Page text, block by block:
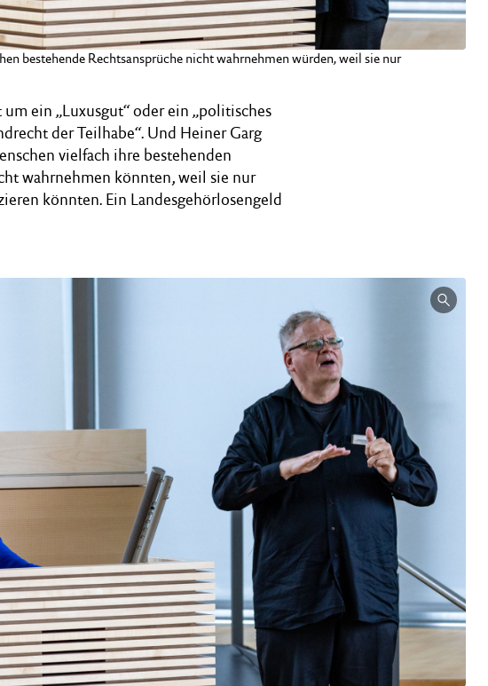
bestehende Rechtsansprüche nicht wahrnehmen würden, weil sie nur
ein „Luxusgut“ oder ein „politisches
der Teilhabe“. Und Heiner Garg
vielfach ihre bestehenden
wahrnehmen könnten, weil sie nur
könnten. Ein Landesgehörlosengeld